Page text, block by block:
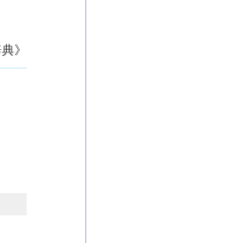
》